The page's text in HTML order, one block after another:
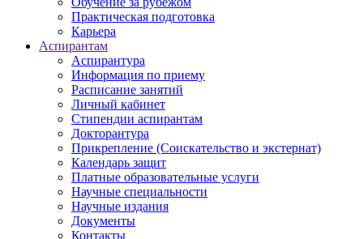
Практическая подготовка
Карьера
Аспирантам
Аспирантура
Информация по приему
Расписание занятий
Личный кабинет
Стипендии аспирантам
Докторантура
Прикрепление (Соискательство и экстернат)
Календарь защит
Платные образовательные услуги
Научные специальности
Научные издания
Документы
Контакты